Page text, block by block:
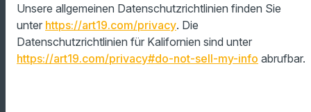
Unsere allgemeinen Datenschutzrichtlinien finden Sie
unter https://art19.com/privacy. Die
Datenschutzrichtlinien für Kalifornien sind unter
https://art19.com/privacy#do-not-sell-my-info abrufbar.